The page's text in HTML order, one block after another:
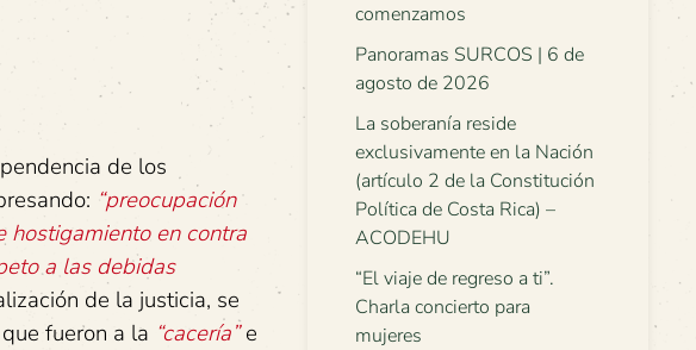
de los
“preocupación
hostigamiento en contra
a las debidas
de la justicia, se
fueron a la “cacería”e
comenzamos
Panoramas SURCOS | 6 de
agosto de 2026
La soberanía reside
exclusivamente en la Nación
(artículo 2 de la Constitución
Política de Costa Rica) –
ACODEHU
“El viaje de regreso a ti”.
Charla concierto para
mujeres